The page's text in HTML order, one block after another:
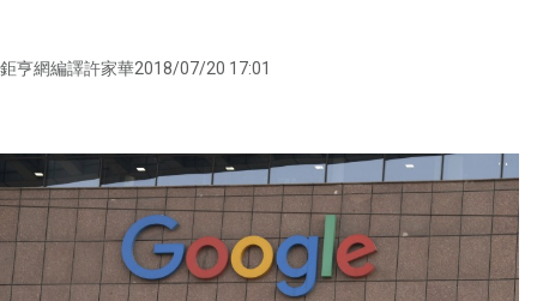
鉅亨網編譯許家華2018/07/20 17:01